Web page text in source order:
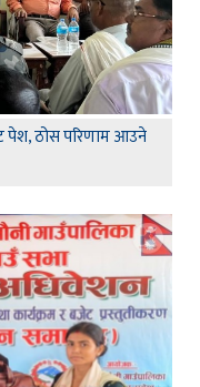
पेश, ठोस परिणाम आउने